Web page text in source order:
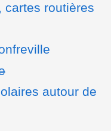
cartes routières
autour de